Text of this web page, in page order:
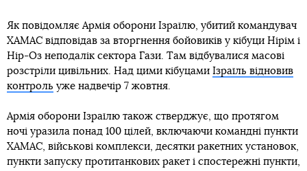
Як повідомляє Армія оборони Ізраїлю, убитий командувач
ХАМАС відповідав за вторгнення бойовиків у кібуци Нірім і
Нір-Оз неподалік сектора Гази. Там відбувалися масові
розстріли цивільних. Над цими кібуцами Ізраїль відновив
контроль уже надвечір 7 жовтня.
Армія оборони Ізраїлю також стверджує, що протягом
ночі уразила понад 100 цілей, включаючи командні пункти
ХАМАС, військові комплекси, десятки ракетних установок,
пункти запуску протитанкових ракет і спостережні пункти,